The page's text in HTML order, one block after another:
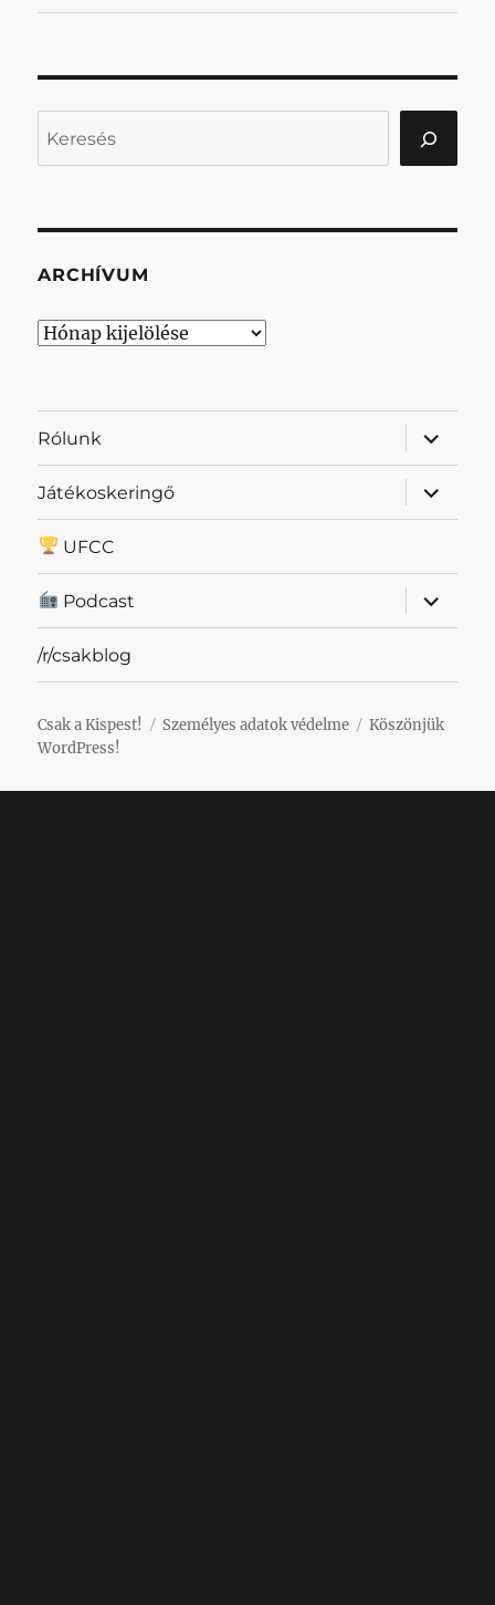
ARCHÍVUM
Archívum
Rólunk
almenü
Játékoskeringő
almenü
UFCC
Podcast
almenü
/r/csakblog
Csak a Kispest! Személyes adatok védelme
Köszönjük
WordPress!